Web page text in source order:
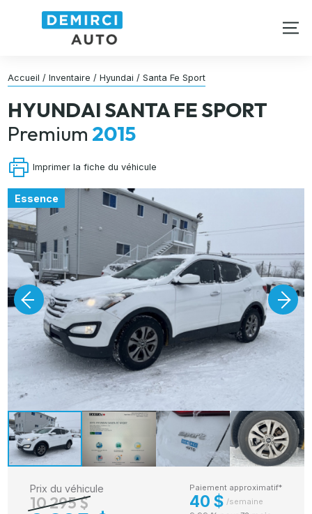
Accueil / Inventaire / Hyundai / Santa Fe Sport
HYUNDAISANTA FE SPORT
Premium 2015
Imprimer la fiche du véhicule
Essence
Prix du véhicule
10 295 $
Paiement approximatif*
40 $ /semaine